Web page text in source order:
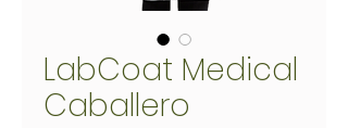
LabCoat Medical
Caballero